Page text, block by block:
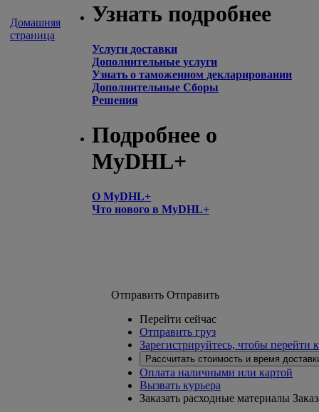
Домашняя
страница
Узнать подробнее
Услуги доставки
Дополнительные услуги
Узнать о таможенном декларировании
Дополнительные Сборы
Решения
Подробнее о
MyDHL+
О MyDHL+
Что нового в MyDHL+
Отправить Отправить
Перейти сейчас
Отправить груз
Зарегистрируйтесь, чтобы
Рассчитать стоимость и время
Оплата наличными или картой
Вызвать курьера
Заказать расходные материалы